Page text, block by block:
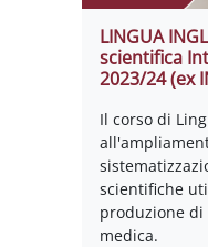
LINGUA
scientifica
2023/24 (ex
Il corso di
scientifiche
produzione
medica.